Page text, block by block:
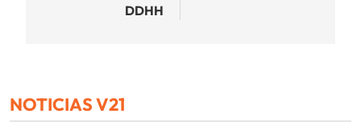
DDHH
NOTICIAS V21